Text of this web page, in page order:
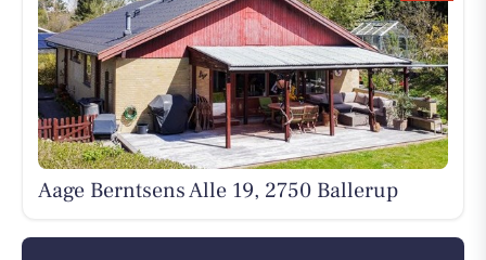
Aage Berntsens Alle 19, 2750 Ballerup